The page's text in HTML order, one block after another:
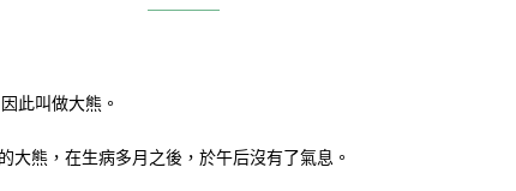
此叫做大熊。
大熊，在生病多月之後，於午后沒有了氣息。